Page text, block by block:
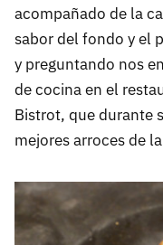
acompañado de la
sabor del fondo y el
y preguntando nos
de cocina en el
Bistrot, que durante
mejores arroces de